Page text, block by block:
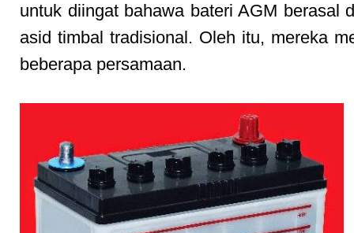
untuk diingat bahawa bateri AGM berasal
asid timbal tradisional. Oleh itu, mereka
beberapa persamaan.